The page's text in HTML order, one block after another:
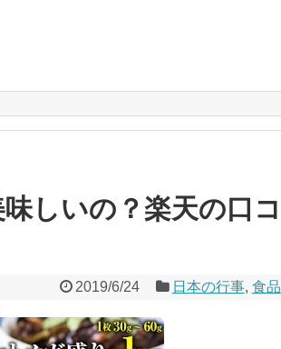
しいの？楽天の口コ
2019/6/24 日本の行事, 食品